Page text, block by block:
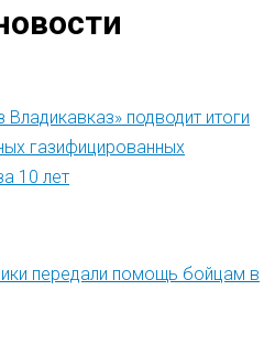
подводит итоги
газифицированных
10 лет
передали помощь бойцам в